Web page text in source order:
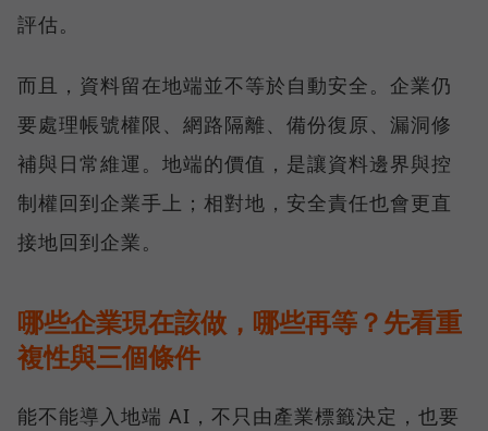
評估。
而且，資料留在地端並不等於自動安全。企業仍
要處理帳號權限、網路隔離、備份復原、漏洞修
補與日常維運。地端的價值，是讓資料邊界與控
制權回到企業手上；相對地，安全責任也會更直
接地回到企業。
哪些企業現在該做，哪些再等？先看重
複性與三個條件
能不能導入地端 AI，不只由產業標籤決定，也要